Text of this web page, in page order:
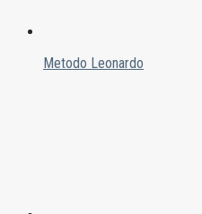
Metodo Leonardo